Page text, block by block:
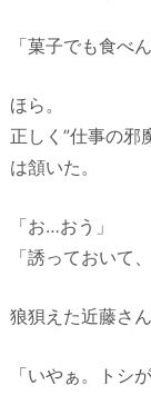
「菓子でも食べ
ほら。
正しく”仕事の邪
は頷いた。
「お…おう」
「誘っておいて
狼狽えた近藤さ
「いやぁ。トシ